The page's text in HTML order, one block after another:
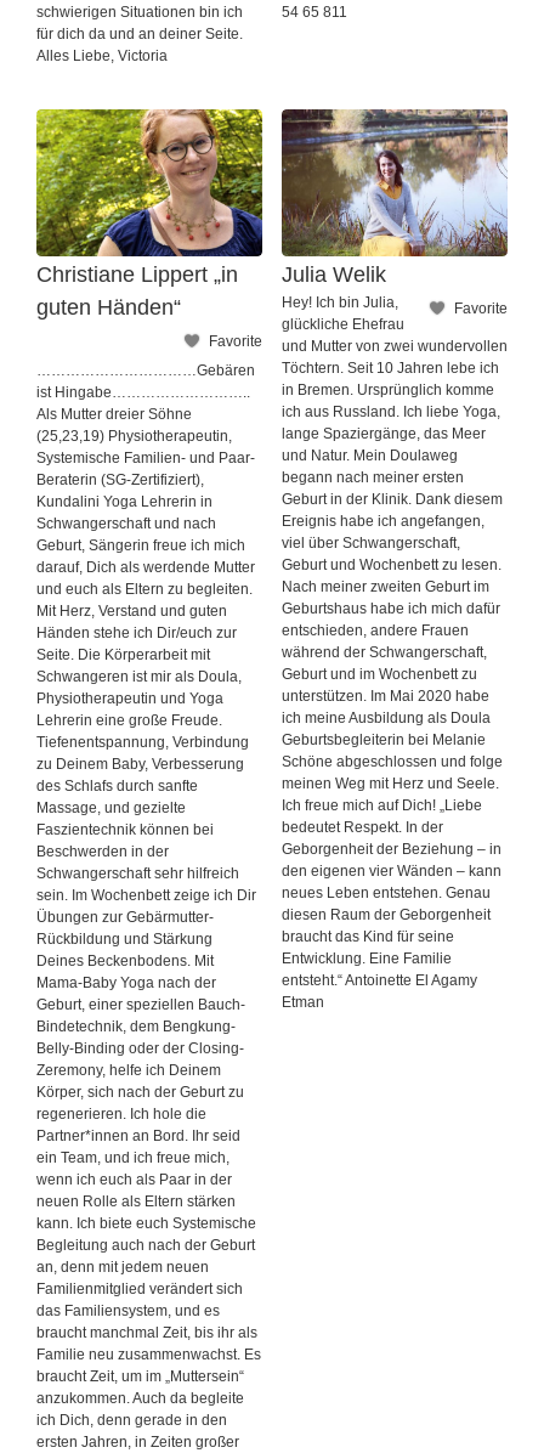
schwierigen Situationen bin ich
für dich da und an deiner Seite.
Alles Liebe, Victoria
54 65 811
Christiane Lippert „in
guten Händen“
Favorite
……………………………Gebären
ist Hingabe………………………..
Als Mutter dreier Söhne
(25,23,19) Physiotherapeutin,
Systemische Familien- und Paar-
Beraterin (SG-Zertifiziert),
Kundalini Yoga Lehrerin in
Schwangerschaft und nach
Geburt, Sängerin freue ich mich
darauf, Dich als werdende Mutter
und euch als Eltern zu begleiten.
Mit Herz, Verstand und guten
Händen stehe ich Dir/euch zur
Seite. Die Körperarbeit mit
Schwangeren ist mir als Doula,
Physiotherapeutin und Yoga
Lehrerin eine große Freude.
Tiefenentspannung, Verbindung
zu Deinem Baby, Verbesserung
des Schlafs durch sanfte
Massage, und gezielte
Faszientechnik können bei
Beschwerden in der
Schwangerschaft sehr hilfreich
sein. Im Wochenbett zeige ich Dir
Übungen zur Gebärmutter-
Rückbildung und Stärkung
Deines Beckenbodens. Mit
Mama-Baby Yoga nach der
Geburt, einer speziellen Bauch-
Bindetechnik, dem Bengkung-
Belly-Binding oder der Closing-
Zeremony, helfe ich Deinem
Körper, sich nach der Geburt zu
regenerieren. Ich hole die
Partner*innen an Bord. Ihr seid
ein Team, und ich freue mich,
wenn ich euch als Paar in der
neuen Rolle als Eltern stärken
kann. Ich biete euch Systemische
Begleitung auch nach der Geburt
an, denn mit jedem neuen
Familienmitglied verändert sich
das Familiensystem, und es
braucht manchmal Zeit, bis ihr als
Familie neu zusammenwachst. Es
braucht Zeit, um im „Muttersein“
anzukommen. Auch da begleite
ich Dich, denn gerade in den
ersten Jahren, in Zeiten großer
Julia Welik
Favorite
Hey! Ich bin Julia,
glückliche Ehefrau
und Mutter von zwei wundervollen
Töchtern. Seit 10 Jahren lebe ich
in Bremen. Ursprünglich komme
ich aus Russland. Ich liebe Yoga,
lange Spaziergänge, das Meer
und Natur. Mein Doulaweg
begann nach meiner ersten
Geburt in der Klinik. Dank diesem
Ereignis habe ich angefangen,
viel über Schwangerschaft,
Geburt und Wochenbett zu lesen.
Nach meiner zweiten Geburt im
Geburtshaus habe ich mich dafür
entschieden, andere Frauen
während der Schwangerschaft,
Geburt und im Wochenbett zu
unterstützen. Im Mai 2020 habe
ich meine Ausbildung als Doula
Geburtsbegleiterin bei Melanie
Schöne abgeschlossen und folge
meinen Weg mit Herz und Seele.
Ich freue mich auf Dich! „Liebe
bedeutet Respekt. In der
Geborgenheit der Beziehung – in
den eigenen vier Wänden – kann
neues Leben entstehen. Genau
diesen Raum der Geborgenheit
braucht das Kind für seine
Entwicklung. Eine Familie
entsteht.“ Antoinette El Agamy
Etman